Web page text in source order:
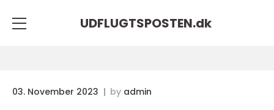
UDFLUGTSPOSTEN.dk
03. November 2023 by admin